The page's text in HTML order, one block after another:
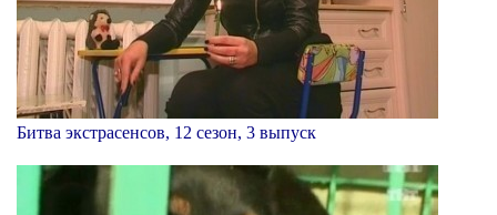
Битва экстрасенсов, 12 сезон, 3 выпуск